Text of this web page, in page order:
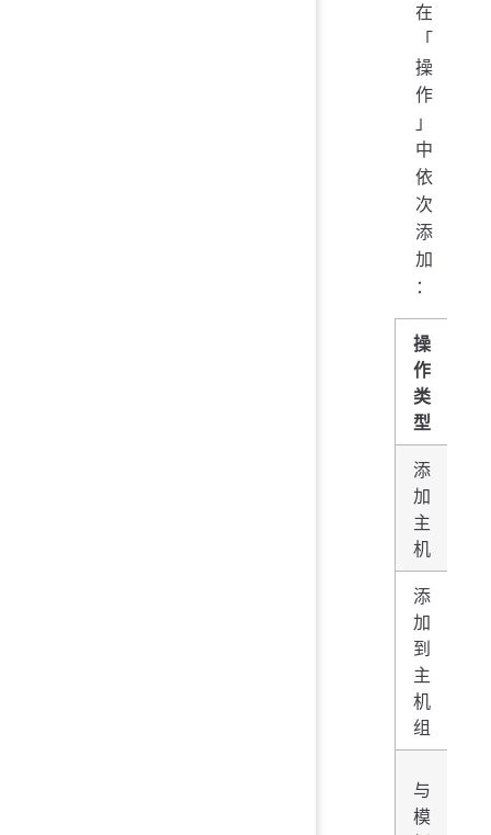
在
「
操
作
」
中
依
次
添
加
：
操
作
类
型
添
加
主
机
添
加
到
主
机
组
与
模